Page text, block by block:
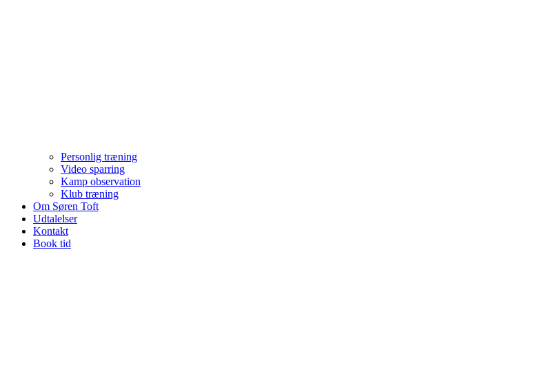
Personlig træning
Video sparring
Kamp observation
Klub træning
Om Søren Toft
Udtalelser
Kontakt
Book tid